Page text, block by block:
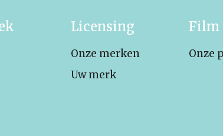
Licensing
Onze merken
Uw merk
Film
Onze